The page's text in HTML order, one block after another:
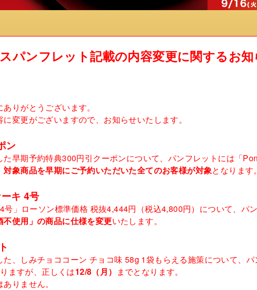
パンフレット記載の内容変更に関するお知
りがとうございます。
変更がございますので、お知らせいたします。
ン
早期予約特典300円引クーポンについて、パンフレットには「
対象商品を早期にご予約いただいた全てのお客様が対象となります。
キ 4号
」ローソン標準価格 税抜4,444円（税込4,800円）について、パ
不使用」の商品に仕様を変更いたします。
、しみチョココーン チョコ味 58g 1袋もらえる施策について、
ますが、正しくは12/8（月） までとなります。
りません。